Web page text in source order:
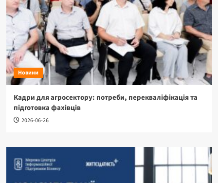
Новини
Кадри для агросектору: потреби, перекваліфікація та
підготовка фахівців
2026-06-26